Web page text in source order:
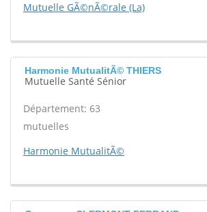
Mutuelle GÃ©nÃ©rale (La)
Harmonie MutualitÃ© THIERS
Mutuelle Santé Sénior
Département: 63
mutuelles
Harmonie MutualitÃ©